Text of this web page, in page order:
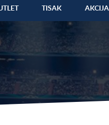
TISAK AKCIJA